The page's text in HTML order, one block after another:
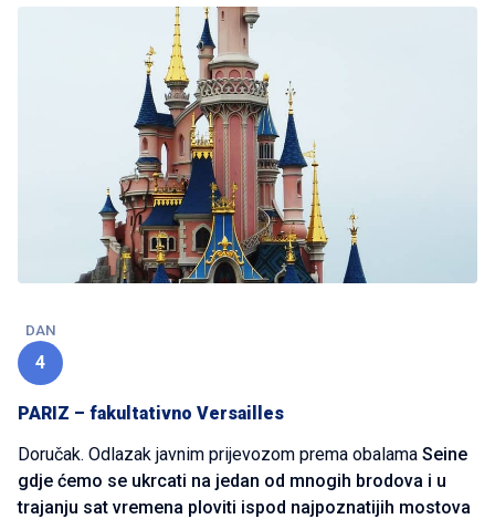
DAN
4
PARIZ – fakultativno Versailles
Doručak. Odlazak javnim prijevozom prema obalama Seine
gdje ćemo se ukrcati na jedan od mnogih brodova i u
trajanju sat vremena ploviti ispod najpoznatijih mostova